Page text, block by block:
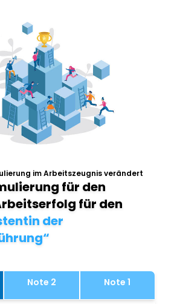
im Arbeitszeugnis verändert
für den
für den
der
Note 2 Note 1